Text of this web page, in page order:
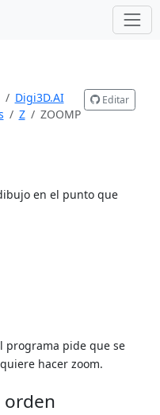
Digi3D.AI
Z ZOOMP
Editar
en el punto que
programa pide que se
hacer zoom.
orden